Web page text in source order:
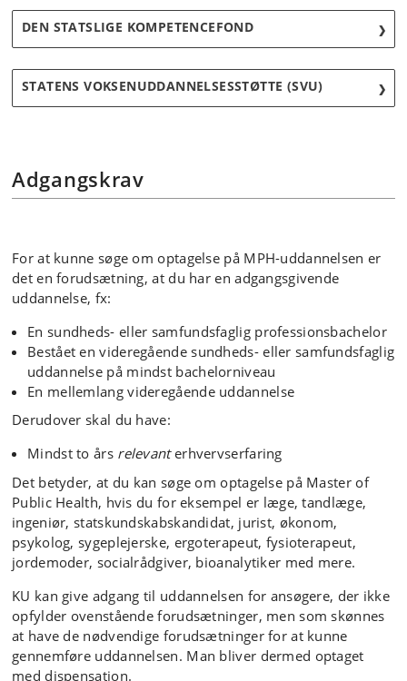
DEN STATSLIGE KOMPETENCEFOND
STATENS VOKSENUDDANNELSESSTØTTE (SVU)
Adgangskrav
For at kunne søge om optagelse på MPH-uddannelsen er
det en forudsætning, at du har en adgangsgivende
uddannelse, fx:
En sundheds- eller samfundsfaglig professionsbachelor
Bestået en videregående sundheds- eller samfundsfaglig
uddannelse på mindst bachelorniveau
En mellemlang videregående uddannelse
Derudover skal du have:
Mindst to års relevant erhvervserfaring
Det betyder, at du kan søge om optagelse på Master of
Public Health, hvis du for eksempel er læge, tandlæge,
ingeniør, statskundskabskandidat, jurist, økonom,
psykolog, sygeplejerske, ergoterapeut, fysioterapeut,
jordemoder, socialrådgiver, bioanalytiker med mere.
KU kan give adgang til uddannelsen for ansøgere, der ikke
opfylder ovenstående forudsætninger, men som skønnes
at have de nødvendige forudsætninger for at kunne
gennemføre uddannelsen. Man bliver dermed optaget
med dispensation.